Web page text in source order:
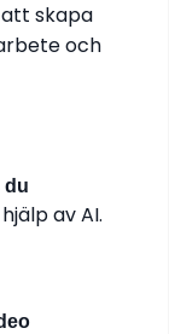
skapa
och
du
av AI.